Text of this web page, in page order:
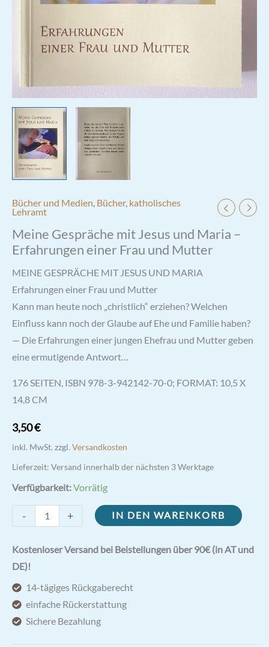
Bücher und Medien, Bücher, katholisches
Lehramt
Meine Gespräche mit Jesus und Maria –
Erfahrungen einer Frau und Mutter
MEINE GESPRÄCHE MIT JESUS UND MARIA
Erfahrungen einer Frau und Mutter
Kann man heute noch „christlich“ erziehen? Welchen
Einfluss kann noch der Glaube auf Ehe und Familie haben?
— Die Erfahrungen einer jungen Ehefrau und Mutter geben
eine ermutigende Antwort…
176 SEITEN, ISBN 978-3-942142-70-0; FORMAT: 10,5 X
14,8 CM
3,50€
inkl. MwSt.zzgl.Versandkosten
Lieferzeit: Versand innerhalb der nächsten 3 Werktage
Verfügbarkeit:Vorrätig
-
Gespräche
mit
Jesus
+ IN DEN WARENKORB
Kostenloser Versand bei Beistellungen über 90€ (in AT und
DE)!
14-tägiges Rückgaberecht
einfache Rückerstattung
Sichere Bezahlung